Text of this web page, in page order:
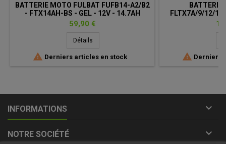
BATTERIE MOTO FULBAT FUFB14-A2/B2
- FTX14AH-BS - GEL - 12V - 14.7AH
Prix
59,90 €
Détails
 Derniers articles en stock
BATTERIE
FLTX7A/9/12/14
LITHIUM-
 Derniers
INFORMATIONS 
NOTRE SOCIÉTÉ 